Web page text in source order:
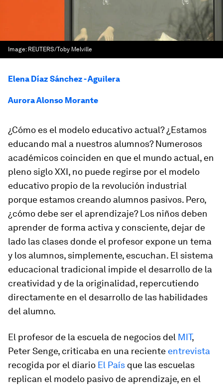
Image: REUTERS/Toby Melville
Elena Díaz Sánchez - Aguilera
Aurora Alonso Morante
¿Cómo es el modelo educativo actual? ¿Estamos
educando mal a nuestros alumnos? Numerosos
académicos coinciden en que el mundo actual, en
pleno siglo XXI, no puede regirse por el modelo
educativo propio de la revolución industrial
porque estamos creando alumnos pasivos. Pero,
¿cómo debe ser el aprendizaje? Los niños deben
aprender de forma activa y consciente, dejar de
lado las clases donde el profesor expone un tema
y los alumnos, simplemente, escuchan. El sistema
educacional tradicional impide el desarrollo de la
creatividad y de la originalidad, repercutiendo
directamente en el desarrollo de las habilidades
del alumno.
El profesor de la escuela de negocios del MIT,
Peter Senge, criticaba en una reciente entrevista
recogida por el diario El País que las escuelas
replican el modelo pasivo de aprendizaje, en el